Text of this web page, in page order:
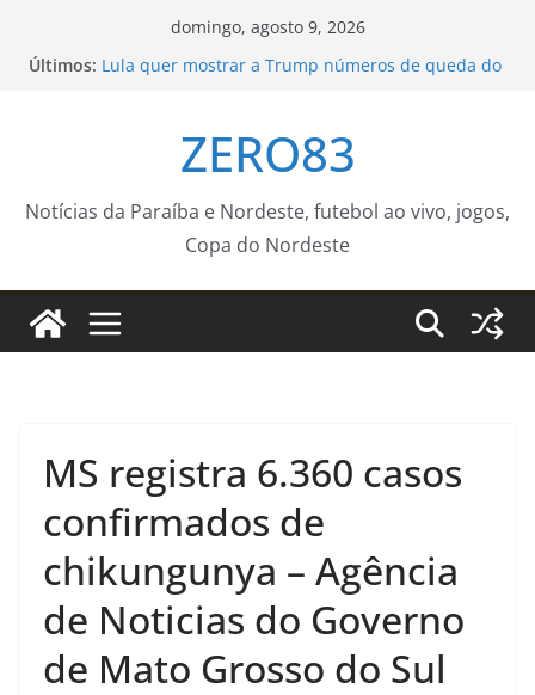
domingo, agosto 9, 2026
Últimos: Lula quer mostrar a Trump números de queda do
sábado com o apoio da Funjope
Aos 20 anos, chega notícia sobre ocorrido com o
Zumba, Sabadinho Bom e Batalha do Beco
transformam o Centro Histórico em ponto de
Nilton Santos para Botafogo x Fluminense, no
sábado (08/08) – Prefeitura da Cidade do Rio de
Janeiro
ZERO83
Notícias da Paraíba e Nordeste, futebol ao vivo, jogos,
Copa do Nordeste
MS registra 6.360 casos
confirmados de
chikungunya – Agência
de Noticias do Governo
de Mato Grosso do Sul